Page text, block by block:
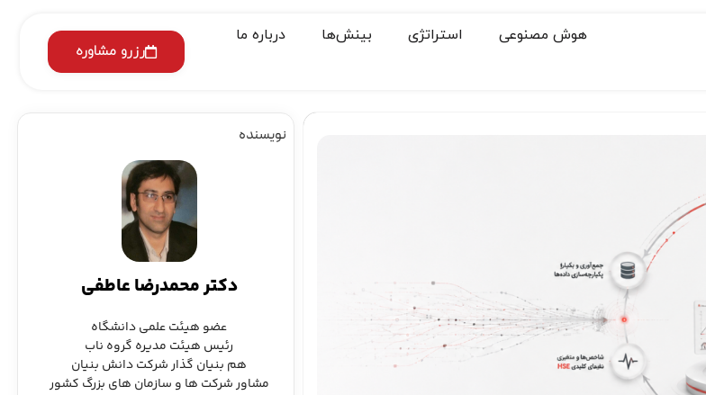
هوش مصنوعی استراتژی بینش‌ها درباره ما
رزرو مشاوره
نویسنده
دکتر محمدرضا عاطفی
عضو هیئت علمی دانشگاه
رئیس هیئت مدیره گروه ناب
هم بنیان گذار شرکت دانش بنیان
مشاور شرکت ها و سازمان های بزرگ کشور